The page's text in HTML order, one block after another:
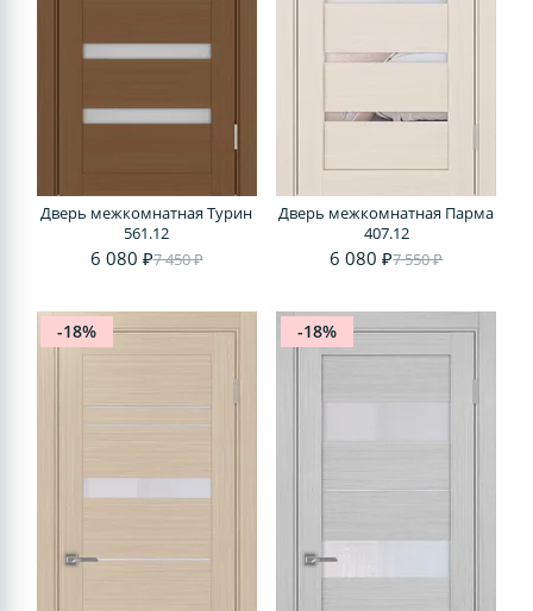
Дверь межкомнатная Турин
561.12
6 080 ₽7 450 ₽
Дверь межкомнатная Парма
407.12
6 080 ₽7 550 ₽
-18% -18%